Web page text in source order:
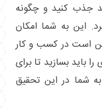
جذب کنید و چگونه
این به شما امکان
است در کسب و کار
باید بسازید تا برای
شما در این تحقیق